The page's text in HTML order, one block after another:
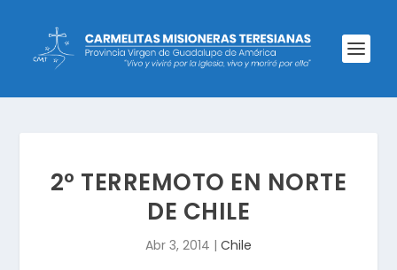
2º TERREMOTO EN NORTE
DE CHILE
Abr 3, 2014 | Chile